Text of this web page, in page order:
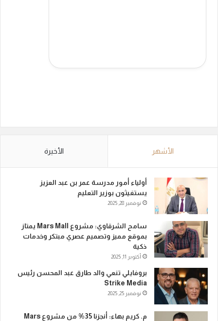
الأشهر الأخيرة
أولياء أمور مدرسة عمر بن عبد العزيز
يستغيثون بوزير التعليم
نوفمبر 28, 2025
سامح الشرقاوي: مشروع Mars Mall يمتاز
بموقع مميز وتصميم عصري مبتكر وخدمات
ذكية
أكتوبر 11, 2025
بروفايلي تنعي والد طارق عبد المحسن رئيس
Strike Media
نوفمبر 25, 2025
م. كريم بهاء: أنجزنا 35% من مشروع Mars